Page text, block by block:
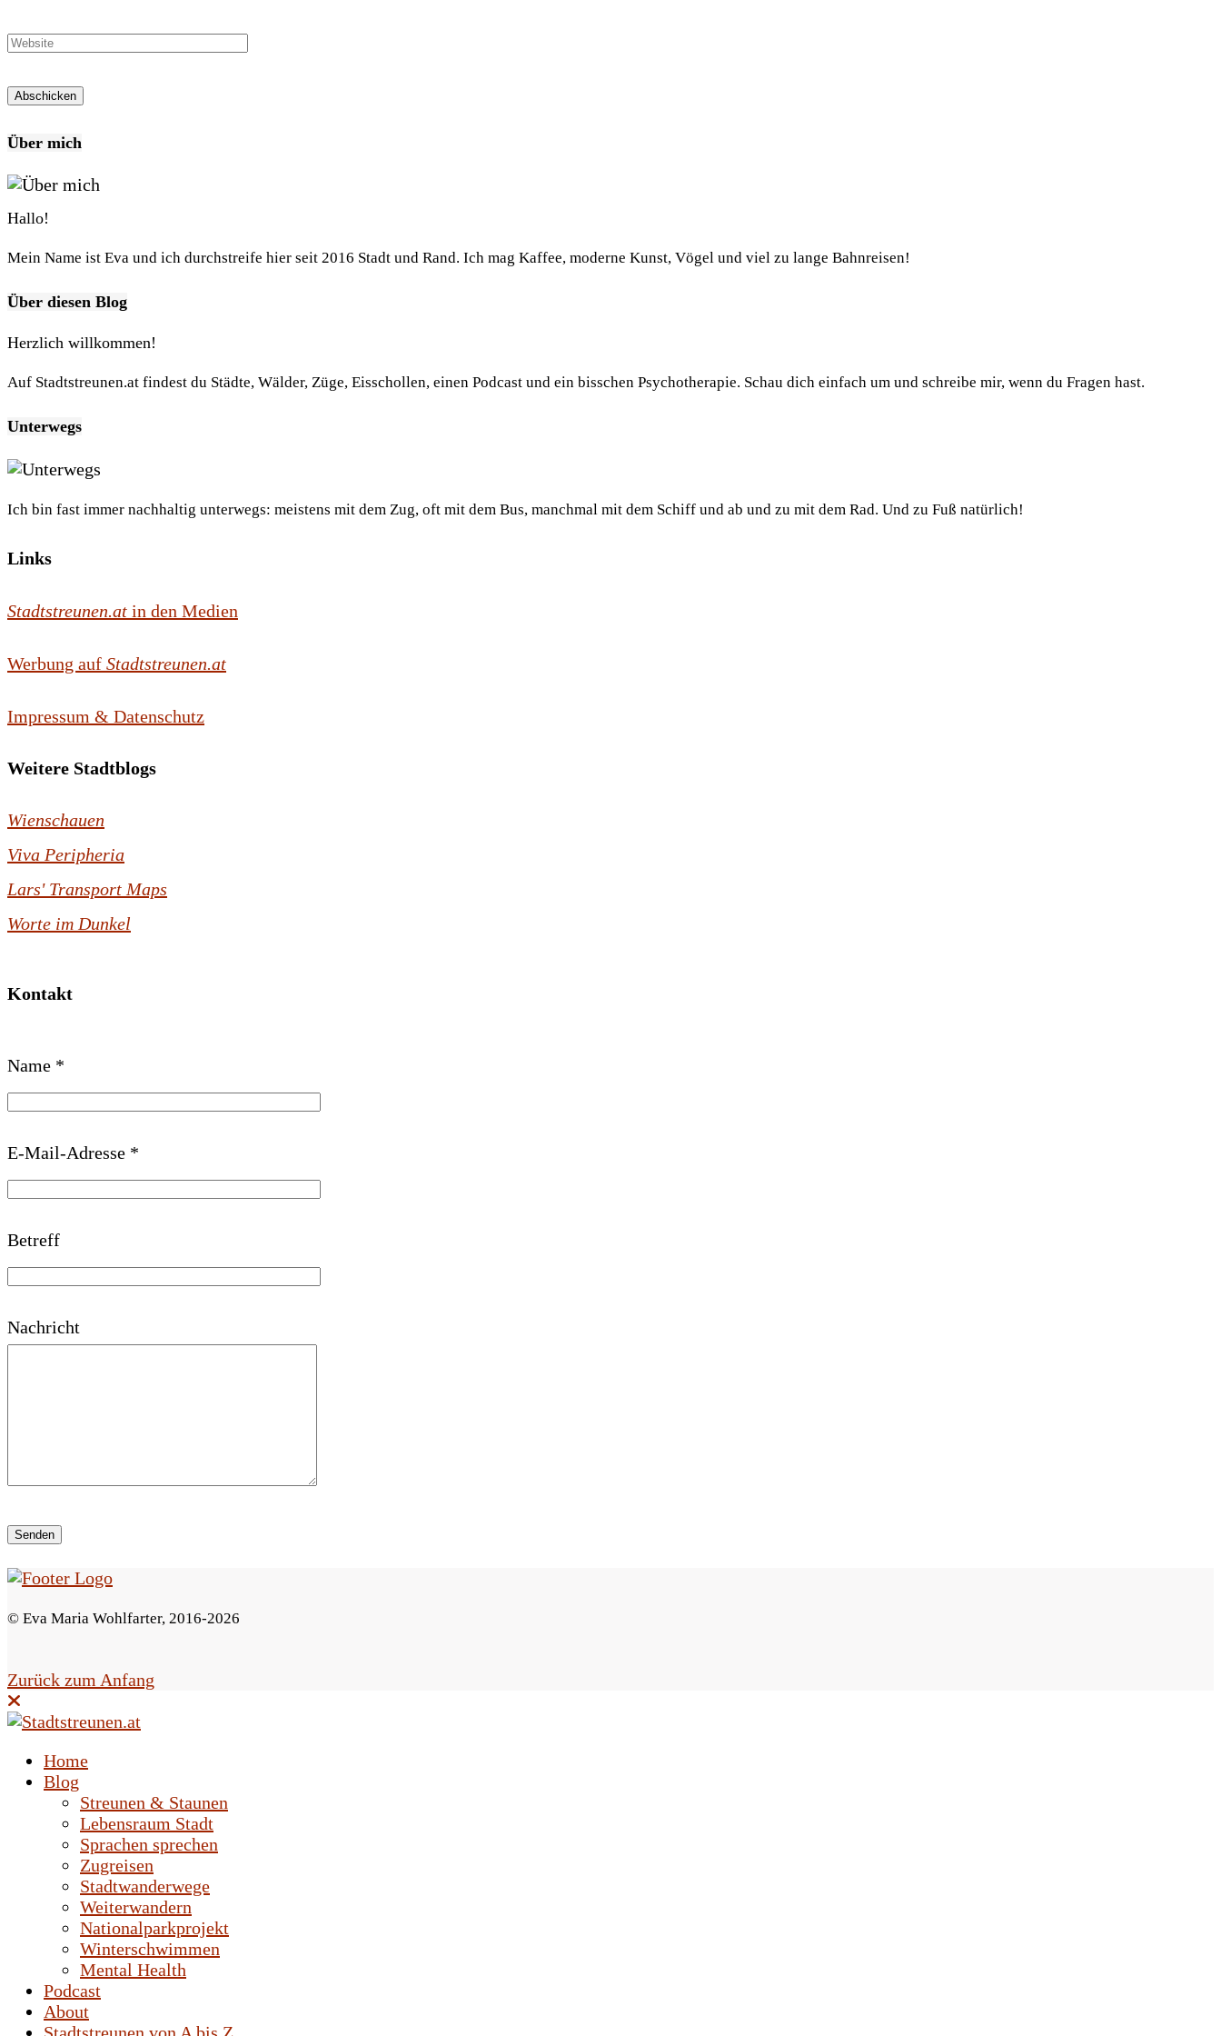
Über mich
Hallo!
Mein Name ist Eva und ich durchstreife hier seit 2016 Stadt und Rand. Ich mag Kaffee, moderne Kunst, Vögel und viel zu lange Bahnreisen!
Über diesen Blog
Herzlich willkommen!
Auf Stadtstreunen.at findest du Städte, Wälder, Züge, Eisschollen, einen Podcast und ein bisschen Psychotherapie. Schau dich einfach um und schreibe mir, wenn du Fragen hast.
Unterwegs
Ich bin fast immer nachhaltig unterwegs: meistens mit dem Zug, oft mit dem Bus, manchmal mit dem Schiff und ab und zu mit dem Rad. Und zu Fuß natürlich!
Links
Stadtstreunen.at in den Medien
Werbung auf Stadtstreunen.at
Impressum & Datenschutz
Weitere Stadtblogs
Wienschauen
Viva Peripheria
Lars' Transport Maps
Worte im Dunkel
Kontakt
t
t
e
s
s
e
s
d
Name *
E-Mail-Adresse *
Betreff
Nachricht
© Eva Maria Wohlfarter, 2016-2026
Zurück zum Anfang
Home
Blog
Streunen & Staunen
Lebensraum Stadt
Sprachen sprechen
Zugreisen
Stadtwanderwege
Weiterwandern
Nationalparkprojekt
Winterschwimmen
Mental Health
Podcast
About